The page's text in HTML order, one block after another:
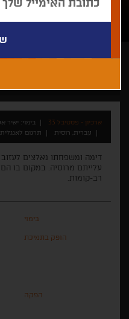
ארכיון - פסטיבל 33 בימוי: יאיר
עברית, רוסית
תרגום לאנגלית
דימה ומשפחתו נאלצים
עלייתם מרוסיה. במקום בו
רב-קומות.
בימוי
הופק בתמיכת
הפקה